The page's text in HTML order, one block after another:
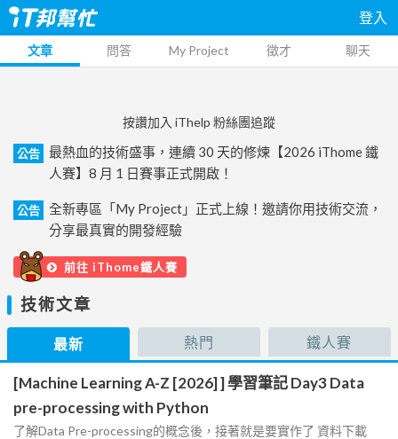
登入
文章 問答 My Project 徵才 聊天
按讚加入 iThelp 粉絲團追蹤
公告
最熱血的技術盛事，連續 30 天的修煉【2026 iThome 鐵
人賽】8 月 1 日賽事正式開啟！
公告
全新專區「My Project」正式上線！邀請你用技術交流，
分享最真實的開發經驗
前往 iThome鐵人賽
技術文章
最新 熱門 鐵人賽
[Machine Learning A-Z [2026] ] 學習筆記 Day3 Data
pre-processing with Python
了解Data Pre-processing的概念後，接著就是要實作了 資料下載